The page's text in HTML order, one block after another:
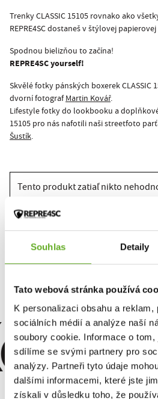
Souhlas Detaily
Tato webová stránka používá
K personalizaci obsahu a
sociálních médií a analýze naší
soubory cookie. Informace o
sdílíme se svými partnery pro
analýzy. Partneři tyto údaje
dalšími informacemi, které jste
získali v důsledku toho, že
Trenky CLASSIC 15105 rovnako ako
REPRE4SC dostaneš v štýlovej
Spodnou bielizňou to začína!
REPRE4SC yourself!
Skvělé fotky pánských boxerek CLASSIC
dvorní fotografMartin Kovář.
Lifestyle fotky do lookbooku a
15105 pro nás nafotili naši streetfoto
Šustík.
Tento produkt zatiaľ nikto
Pre pridanie recenzie je